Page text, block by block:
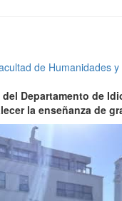
de Humanidades y
del Departamento de
la enseñanza de